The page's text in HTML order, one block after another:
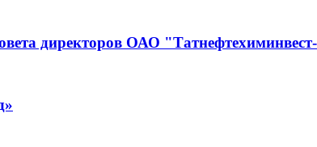
директоров ОАО